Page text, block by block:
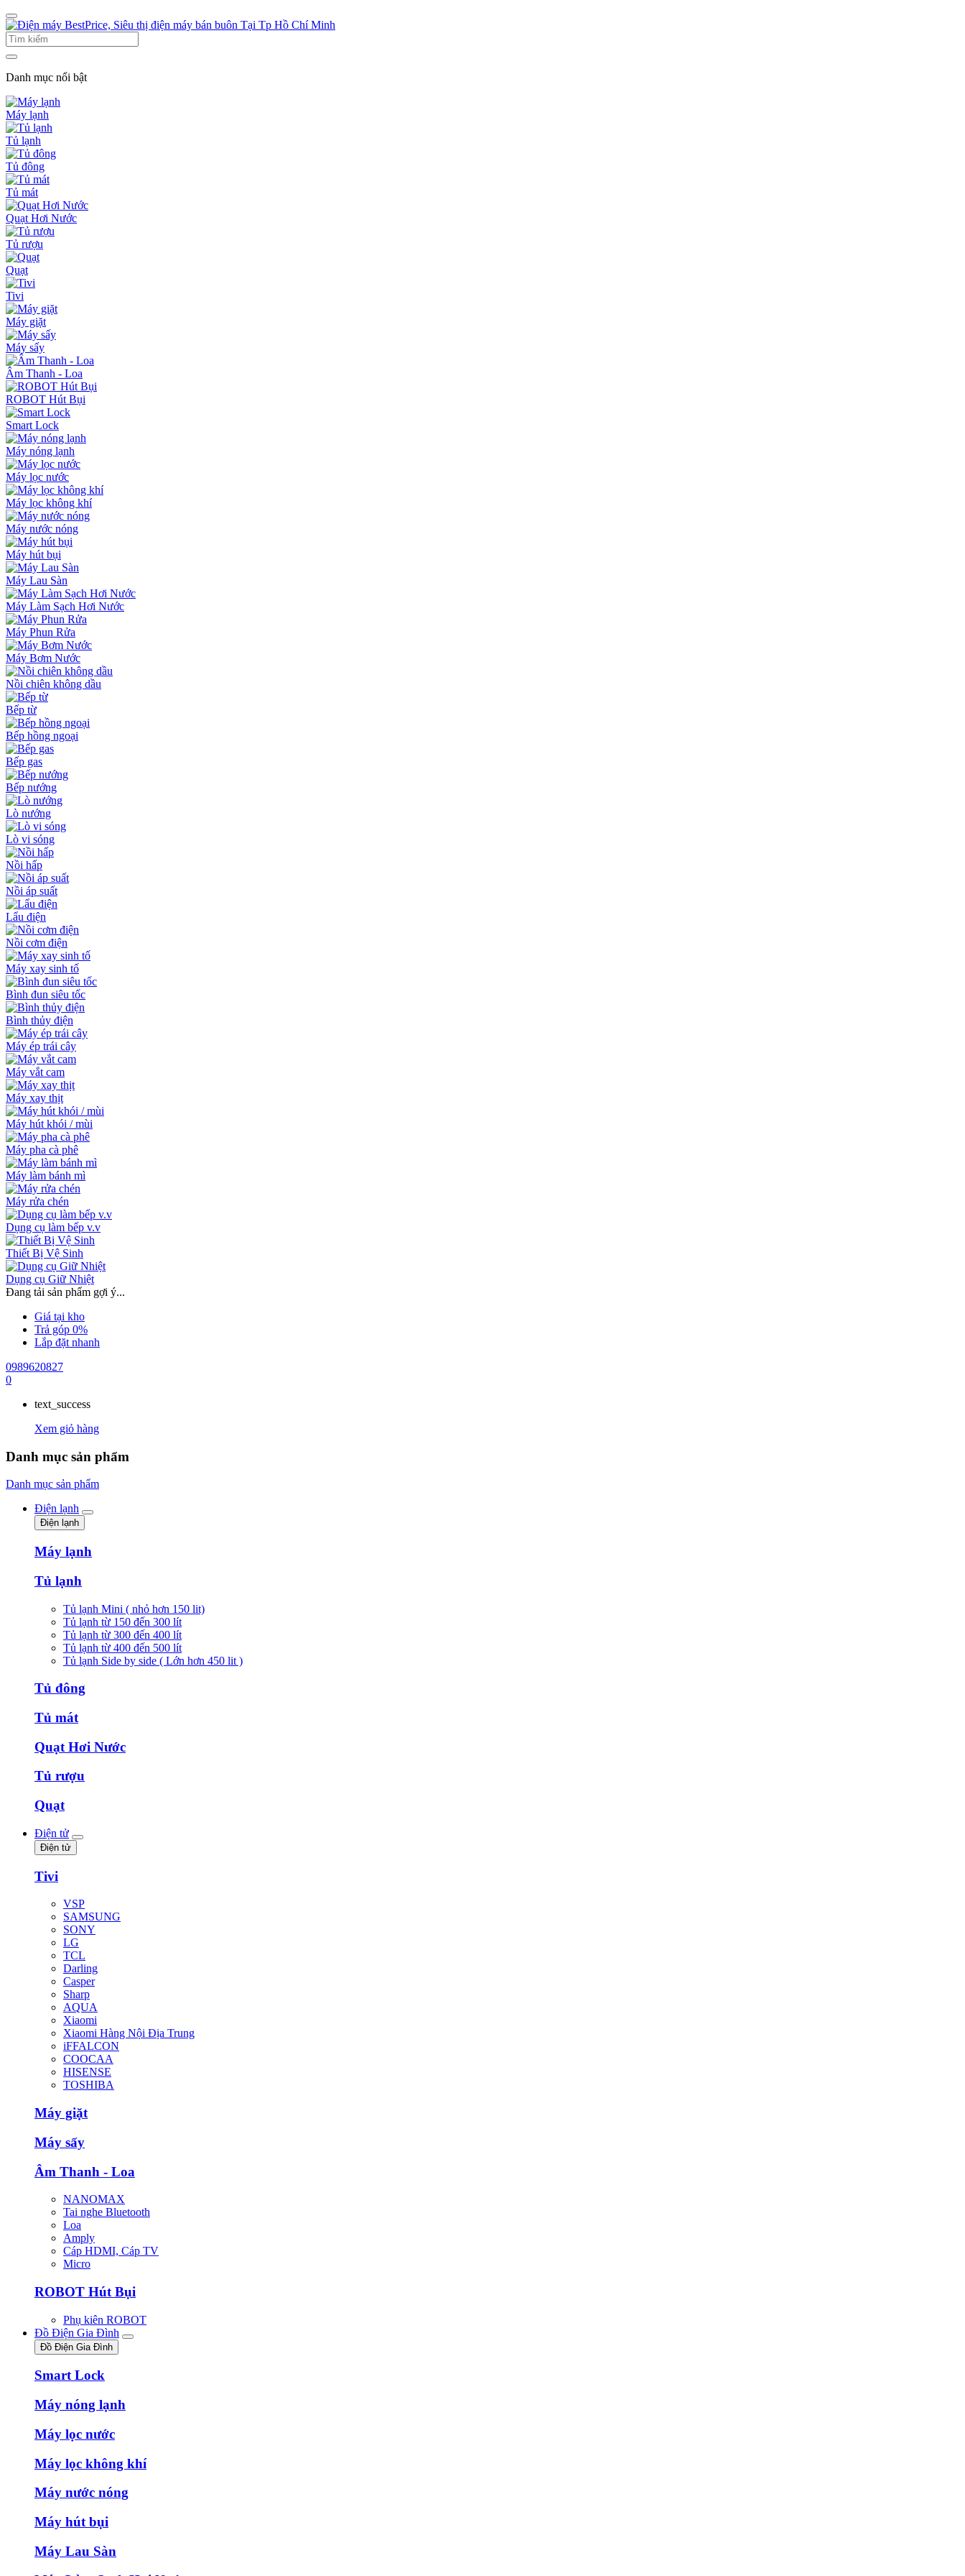
Danh mục nổi bật
Máy lạnh
Tủ lạnh
Tủ đông
Tủ mát
Quạt Hơi Nước
Tủ rượu
Quạt
Tivi
Máy giặt
Máy sấy
Âm Thanh - Loa
ROBOT Hút Bụi
Smart Lock
Máy nóng lạnh
Máy lọc nước
Máy lọc không khí
Máy nước nóng
Máy hút bụi
Máy Lau Sàn
Máy Làm Sạch Hơi Nước
Máy Phun Rửa
Máy Bơm Nước
Nồi chiên không dầu
Bếp từ
Bếp hồng ngoại
Bếp gas
Bếp nướng
Lò nướng
Lò vi sóng
Nồi hấp
Nồi áp suất
Lẩu điện
Nồi cơm điện
Máy xay sinh tố
Bình đun siêu tốc
Bình thủy điện
Máy ép trái cây
Máy vắt cam
Máy xay thịt
Máy hút khói / mùi
Máy pha cà phê
Máy làm bánh mì
Máy rửa chén
Dụng cụ làm bếp v.v
Thiết Bị Vệ Sinh
Dụng cụ Giữ Nhiệt
Đang tải sản phẩm gợi ý...
Giá tại kho
Trả góp 0%
Lắp đặt nhanh
0989620827
0
text_success
Xem giỏ hàng
Danh mục sản phẩm
Danh mục sản phẩm
Điện lạnh
Điện lạnh
Máy lạnh
Tủ lạnh
Tủ lạnh Mini ( nhỏ hơn 150 lit)
Tủ lạnh từ 150 đến 300 lít
Tủ lạnh từ 300 đến 400 lít
Tủ lạnh từ 400 đến 500 lít
Tủ lạnh Side by side ( Lớn hơn 450 lit )
Tủ đông
Tủ mát
Quạt Hơi Nước
Tủ rượu
Quạt
Điện tử
Điện tử
Tivi
VSP
SAMSUNG
SONY
LG
TCL
Darling
Casper
Sharp
AQUA
Xiaomi
Xiaomi Hàng Nội Địa Trung
iFFALCON
COOCAA
HISENSE
TOSHIBA
Máy giặt
Máy sấy
Âm Thanh - Loa
NANOMAX
Tai nghe Bluetooth
Loa
Amply
Cáp HDMI, Cáp TV
Micro
ROBOT Hút Bụi
Phụ kiên ROBOT
Đồ Điện Gia Đình
Đồ Điện Gia Đình
Smart Lock
Máy nóng lạnh
Máy lọc nước
Máy lọc không khí
Máy nước nóng
Máy hút bụi
Máy Lau Sàn